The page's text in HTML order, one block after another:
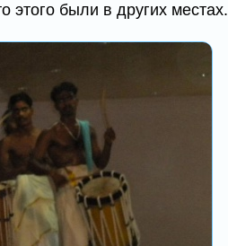
этого были в других местах.